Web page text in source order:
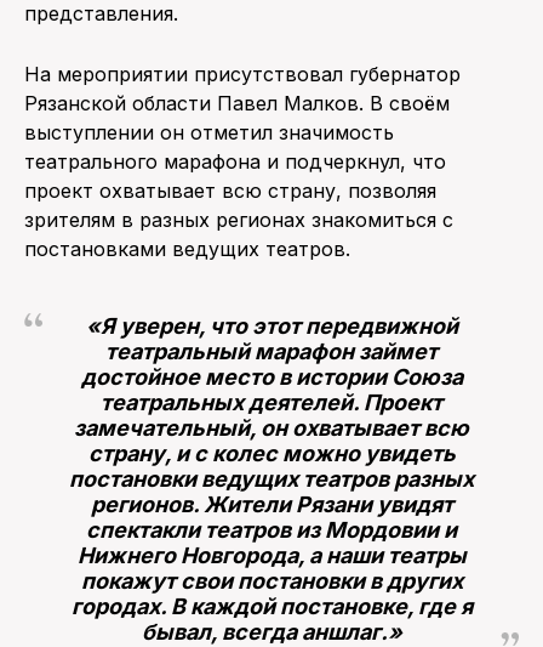
представления.
На мероприятии присутствовал губернатор
Рязанской области Павел Малков. В своём
выступлении он отметил значимость
театрального марафона и подчеркнул, что
проект охватывает всю страну, позволяя
зрителям в разных регионах знакомиться с
постановками ведущих театров.
«Я уверен, что этот передвижной
театральный марафон займет
достойное место в истории Союза
театральных деятелей. Проект
замечательный, он охватывает всю
страну, и с колес можно увидеть
постановки ведущих театров разных
регионов. Жители Рязани увидят
спектакли театров из Мордовии и
Нижнего Новгорода, а наши театры
покажут свои постановки в других
городах. В каждой постановке, где я
бывал, всегда аншлаг.»